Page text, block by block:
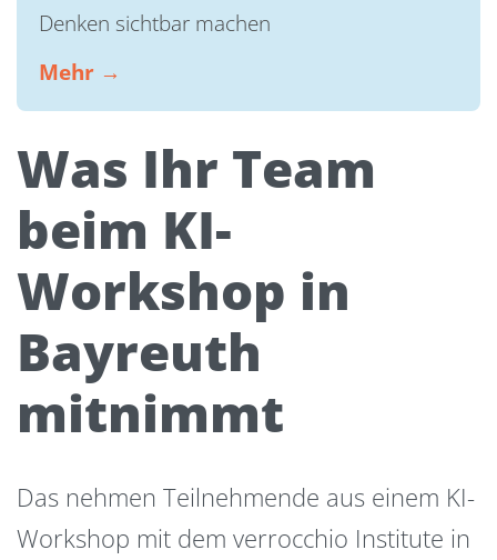
Denken sichtbar machen
Mehr →
Was Ihr Team
beim KI-
Workshop in
Bayreuth
mitnimmt
Das nehmen Teilnehmende aus einem KI-
Workshop mit dem verrocchio Institute in